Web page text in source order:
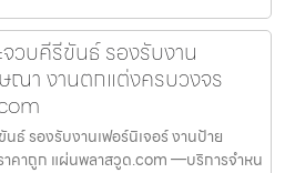
วบคีรีขันธ์ รองรับงาน
ษณา งานตกแต่งครบวงจร
ธ์ รองรับงานเฟอร์นิเจอร์ งานป้าย
คาถูก แผ่นพลาสวูด.com —บริการจำหน